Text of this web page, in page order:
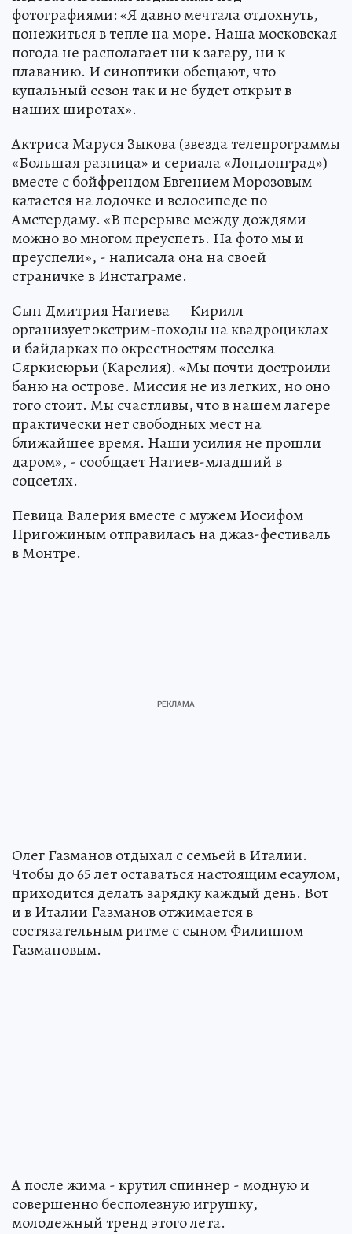
фотографиями: «Я давно мечтала отдохнуть,
понежиться в тепле на море. Наша московская
погода не располагает ни к загару, ни к
плаванию. И синоптики обещают, что
купальный сезон так и не будет открыт в
наших широтах».
Актриса Маруся Зыкова (звезда телепрограммы
«Большая разница» и сериала «Лондонград»)
вместе с бойфрендом Евгением Морозовым
катается на лодочке и велосипеде по
Амстердаму. «В перерыве между дождями
можно во многом преуспеть. На фото мы и
преуспели», - написала она на своей
страничке в Инстаграме.
Сын Дмитрия Нагиева — Кирилл —
организует экстрим-походы на квадроциклах
и байдарках по окрестностям поселка
Сяркисюрьи (Карелия). «Мы почти достроили
баню на острове. Миссия не из легких, но оно
того стоит. Мы счастливы, что в нашем лагере
практически нет свободных мест на
ближайшее время. Наши усилия не прошли
даром», - сообщает Нагиев-младший в
соцсетях.
Певица Валерия вместе с мужем Иосифом
Пригожиным отправилась на джаз-фестиваль
в Монтре.
Олег Газманов отдыхал с семьей в Италии.
Чтобы до 65 лет оставаться настоящим есаулом,
приходится делать зарядку каждый день. Вот
и в Италии Газманов отжимается в
состязательным ритме с сыном Филиппом
Газмановым.
А после жима - крутил спиннер - модную и
совершенно бесполезную игрушку,
молодежный тренд этого лета.